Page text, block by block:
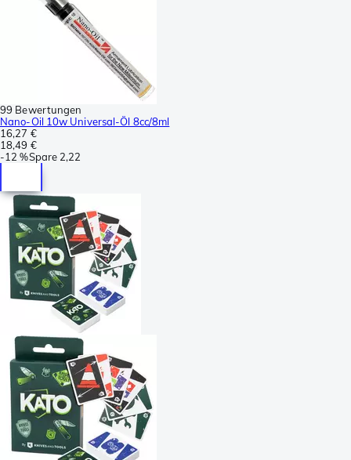
99 Bewertungen
Nano-Oil 10w Universal-Öl 8cc/8ml
16,27 €
18,49 €
-12 %Spare 2,22